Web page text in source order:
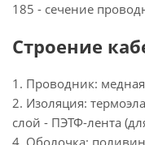
185 - сечение
Строение
1. Проводник:
2. Изоляция:
слой - ПЭТФ-лента
4. Оболочка: